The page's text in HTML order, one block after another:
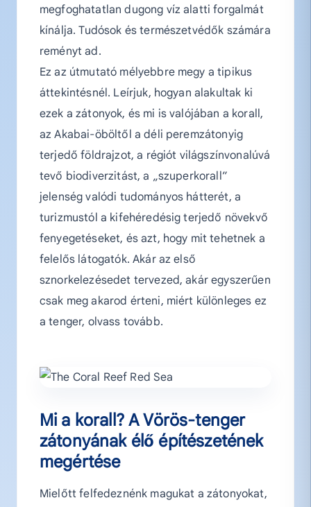
megfoghatatlan dugong víz alatti forgalmát
kínálja. Tudósok és természetvédők számára
reményt ad.
Ez az útmutató mélyebbre megy a tipikus
áttekintésnél. Leírjuk, hogyan alakultak ki
ezek a zátonyok, és mi is valójában a korall,
az Akabai-öböltől a déli peremzátonyig
terjedő földrajzot, a régiót világszínvonalúvá
tevő biodiverzitást, a „szuperkorall”
jelenség valódi tudományos hátterét, a
turizmustól a kifehéredésig terjedő növekvő
fenyegetéseket, és azt, hogy mit tehetnek a
felelős látogatók. Akár az első
sznorkelezésedet tervezed, akár egyszerűen
csak meg akarod érteni, miért különleges ez
a tenger, olvass tovább.
Mi a korall? A Vörös-tenger
zátonyának élő építészetének
megértése
Mielőtt felfedeznénk magukat a zátonyokat,